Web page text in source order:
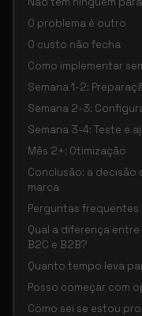
O problema é outro
O custo não fecha
Como implementar
Semana 1-2:
Semana 2-3:
Semana 3-4: Teste e
Mês 2+: Otimização
Conclusão: a
marca
Perguntas frequentes
Qual a diferença
B2C e B2B?
Quanto tempo leva
Posso começar com
Como sei se estou